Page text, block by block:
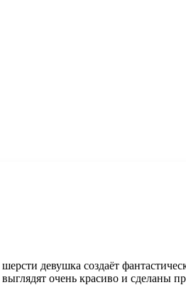
девушка создаёт
очень красиво и сделаны